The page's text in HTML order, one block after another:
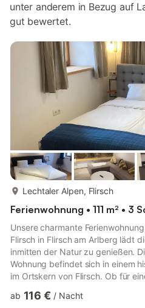
unter anderem in Bezug auf
gut bewertet.
Lechtaler Alpen, Flirsch
Ferienwohnung • 111 m² • 3
Unsere charmante
Flirsch in Flirsch am Arlberg lädt
inmitten der Natur zu genießen.
Wohnung befindet sich in einem
im Ortskern von Flirsch. Ob für
Bergblick Flirsch findest du den
ab 116 € / Nacht